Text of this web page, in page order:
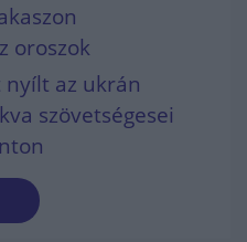
oroszok
az ukrán
szövetségesei